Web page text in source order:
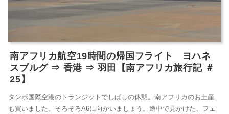
南アフリカ航空19時間の帰国フライト ヨハネ
スブルグ ⇒ 香港 ⇒ 羽田【南アフリカ旅行記 ＃
25】
タンボ国際空港のトランジットでしばしの休憩。南アフリカのお土産
も買いました。そろそろA6に向かいましょう。途中で見かけた、フェ